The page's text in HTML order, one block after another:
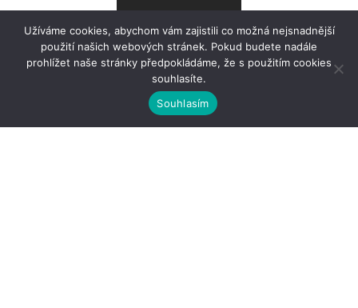
Užíváme cookies, abychom vám zajistili co možná nejsnadnější
použití našich webových stránek. Pokud budete nadále
prohlížet naše stránky předpokládáme, že s použitím cookies
souhlasíte.
Souhlasím